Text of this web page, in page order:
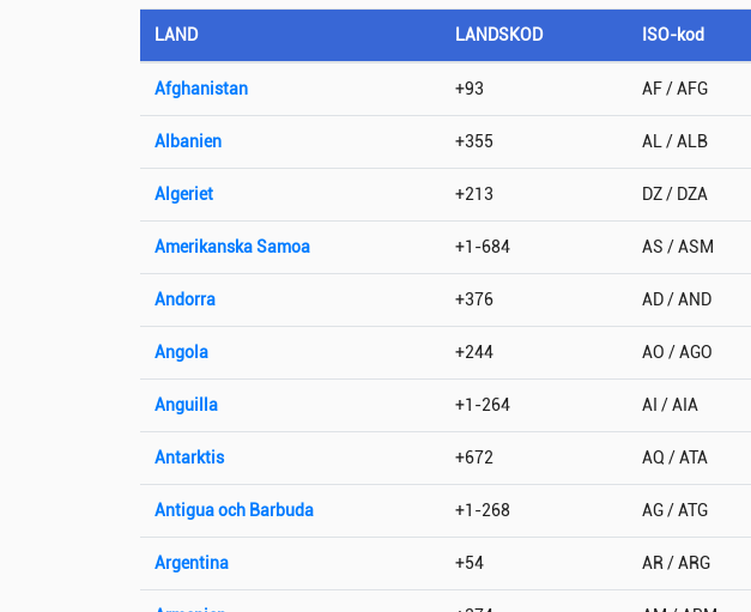
LAND LANDSKOD ISO-kod
Afghanistan +93 AF / AFG
Albanien +355 AL / ALB
Algeriet +213 DZ / DZA
Amerikanska Samoa +1-684 AS / ASM
Andorra +376 AD / AND
Angola +244 AO / AGO
Anguilla +1-264 AI / AIA
Antarktis +672 AQ / ATA
Antigua och Barbuda +1-268 AG / ATG
Argentina +54 AR / ARG